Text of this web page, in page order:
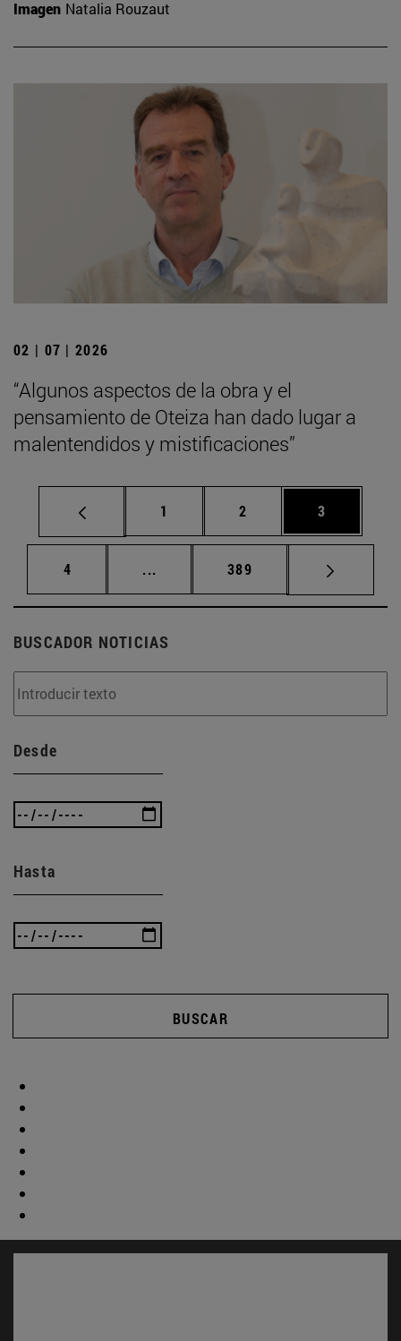
Imagen Natalia Rouzaut
02 | 07 | 2026
“Algunos aspectos de la obra y el
pensamiento de Oteiza han dado lugar a
malentendidos y mistificaciones”
Página
1 Página
2 Página
3
Página
4 ... Páginas intermedias Use TAB para
Página
389
BUSCADOR NOTICIAS
Desde
Hasta
BUSCAR